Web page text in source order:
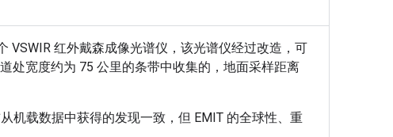
VSWIR 红外戴森成像光谱仪，该光谱仪经过改造，可
处宽度约为 75 公里的条带中收集的，地面采样距离
机载数据中获得的发现一致，但 EMIT 的全球性、重